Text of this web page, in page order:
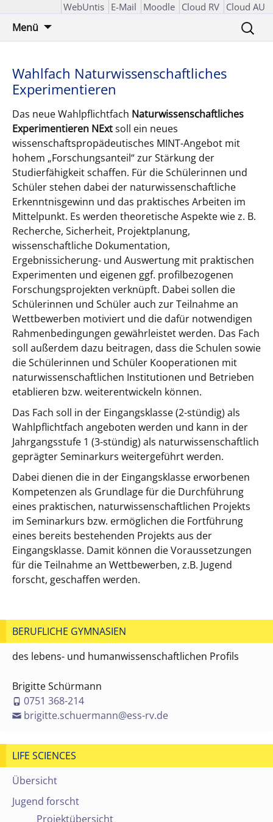
WebUntis E-Mail Moodle Cloud RV Cloud AU
Menü
Suchen
nach:
Wahlfach Naturwissenschaftliches
Experimentieren
Das neue Wahlpflichtfach Naturwissenschaftliches
Experimentieren NExtsoll ein neues
wissenschaftspropädeutisches MINT-Angebot mit
hohem „Forschungsanteil“ zur Stärkung der
Studierfähigkeit schaffen. Für die Schülerinnen und
Schüler stehen dabei der naturwissenschaftliche
Erkenntnisgewinn und das praktisches Arbeiten im
Mittelpunkt. Es werden theoretische Aspekte wie z. B.
Recherche, Sicherheit, Projektplanung,
wissenschaftliche Dokumentation,
Ergebnissicherung- und Auswertung mit praktischen
Experimenten und eigenen ggf. profilbezogenen
Forschungsprojekten verknüpft. Dabei sollen die
Schülerinnen und Schüler auch zur Teilnahme an
Wettbewerben motiviert und die dafür notwendigen
Rahmenbedingungen gewährleistet werden. Das Fach
soll außerdem dazu beitragen, dass die Schulen sowie
die Schülerinnen und Schüler Kooperationen mit
naturwissenschaftlichen Institutionen und Betrieben
etablieren bzw. weiterentwickeln können.
Das Fach soll in der Eingangsklasse (2-stündig) als
Wahlpflichtfach angeboten werden und kann in der
Jahrgangsstufe 1 (3-stündig) als naturwissenschaftlich
geprägter Seminarkurs weitergeführt werden.
Dabei dienen die in der Eingangsklasse erworbenen
Kompetenzen als Grundlage für die Durchführung
eines praktischen, naturwissenschaftlichen Projekts
im Seminarkurs bzw. ermöglichen die Fortführung
eines bereits bestehenden Projekts aus der
Eingangsklasse. Damit können die Voraussetzungen
für die Teilnahme an Wettbewerben, z.B. Jugend
forscht, geschaffen werden.
BERUFLICHE GYMNASIEN
des lebens- und humanwissenschaftlichen Profils
Brigitte Schürmann
0751 368-214
brigitte.schuermann@ess-rv.de
LIFE SCIENCES
Übersicht
Jugend forscht
Projektübersicht